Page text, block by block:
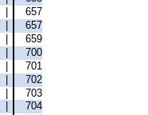
657
657
659
700
701
|
702
|
703
704